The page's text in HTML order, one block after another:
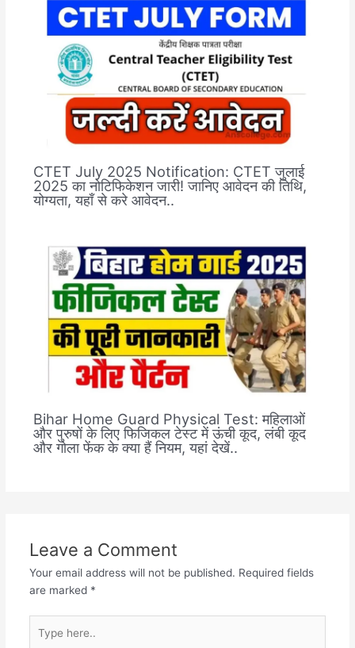
CTET July 2025 Notification: CTET जुलाई
2025 का नोटिफिकेशन जारी! जानिए आवेदन की तिथि,
योग्यता, यहाँ से करे आवेदन..
Bihar Home Guard Physical Test: महिलाओं
और पुरुषों के लिए फिजिकल टेस्ट में ऊंची कूद, लंबी कूद
और गोला फेंक के क्या हैं नियम, यहां देखें..
Leave a Comment
Your email address will not be published. Required fields
are marked *
here..